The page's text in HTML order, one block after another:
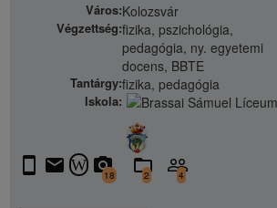
Város:Kolozsvár
Végzettség:fizika, pszichológia,
pedagógia, ny. egyetemi
docens, BBTE
Tantárgy:fizika, pedagógia
Iskola:
stay_current_portrait email W camera_alt
18 folder_open
2 people_outline
4